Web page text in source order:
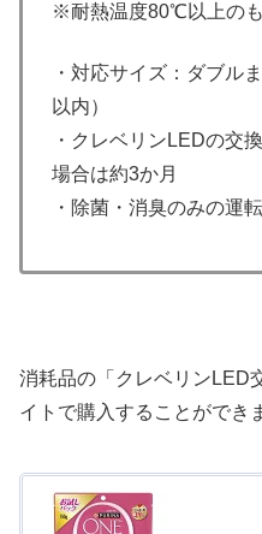
※耐熱温度80℃以上のも
・対応サイズ：ダブル
以内）
・クレベリンLEDの交
場合は約3か月
・除菌・消臭のみの運
消耗品の「クレベリンLED
イトで購入することができ